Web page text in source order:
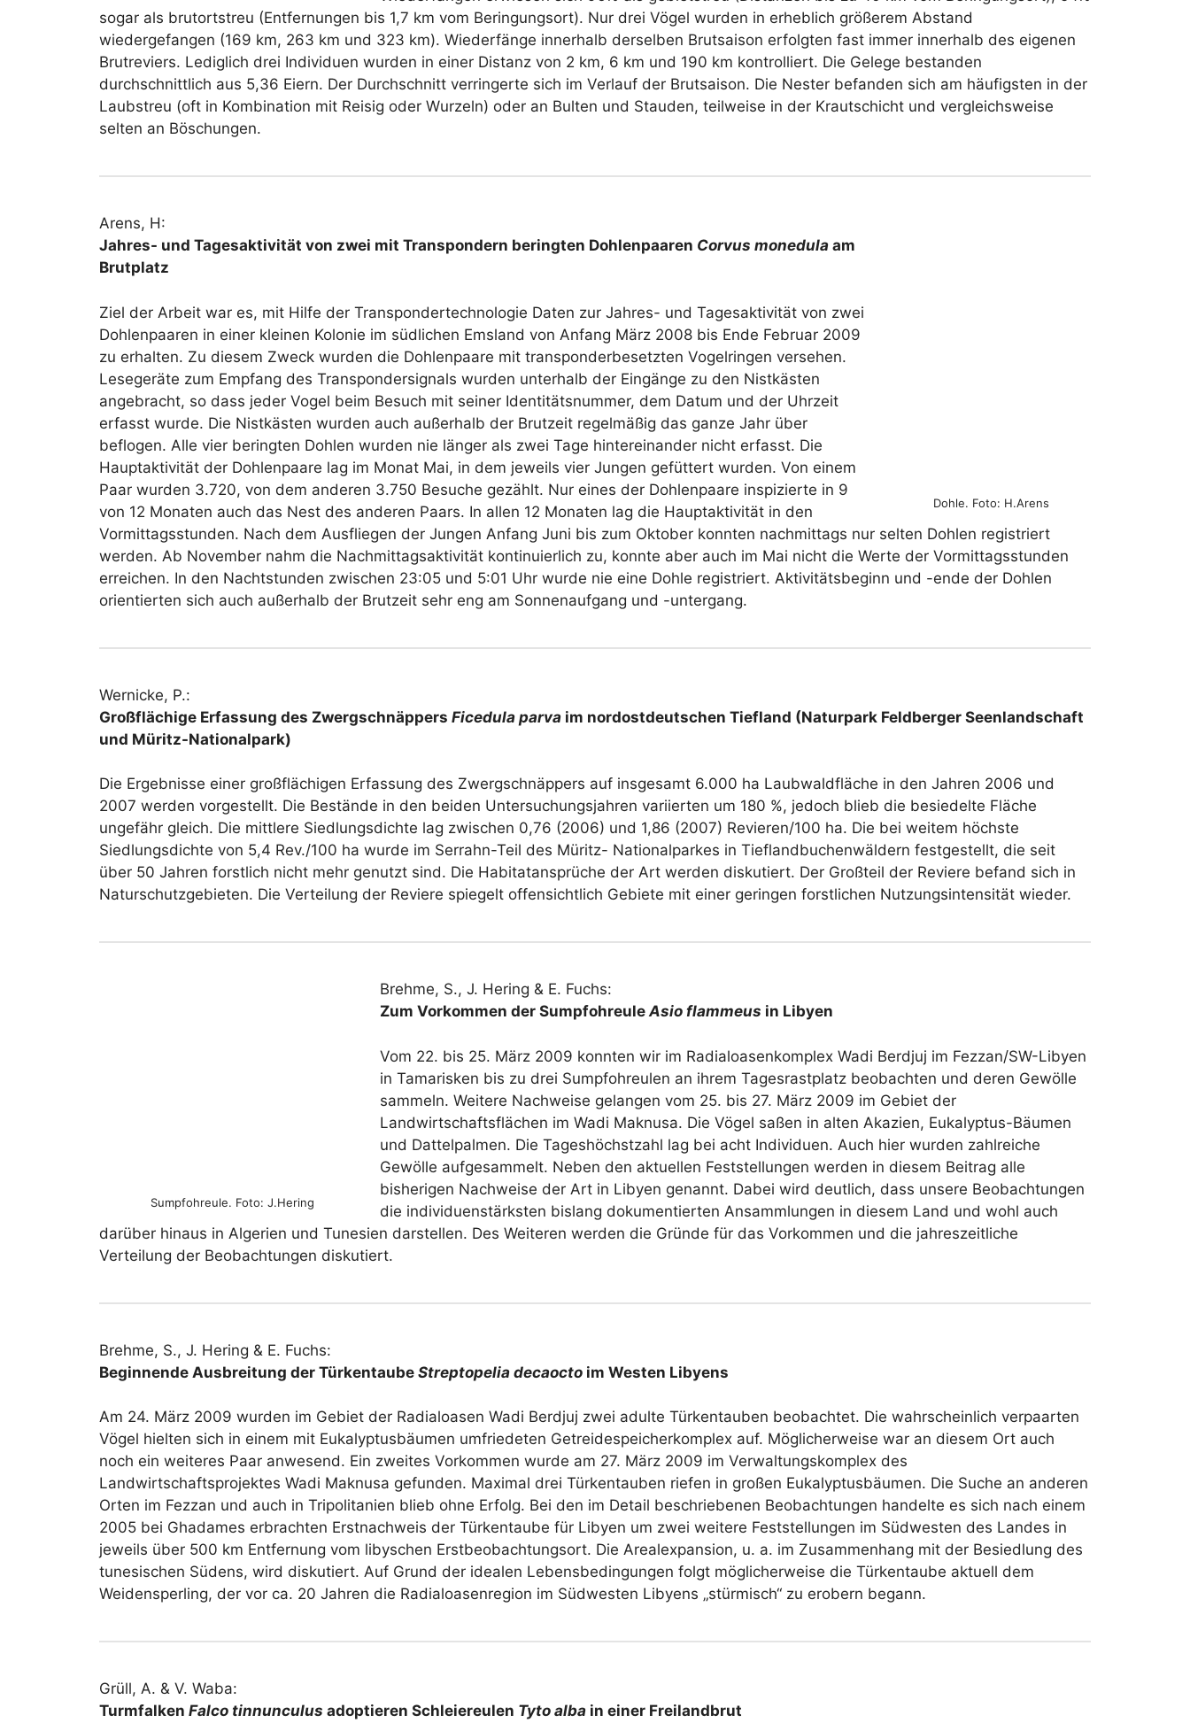
sogar als brutortstreu (Entfernungen bis 1,7 km vom Beringungsort). Nur drei Vögel wurden in erheblich größerem Abstand
wiedergefangen (169 km, 263 km und 323 km). Wiederfänge innerhalb derselben Brutsaison erfolgten fast immer innerhalb des eigenen
Brutreviers. Lediglich drei Individuen wurden in einer Distanz von 2 km, 6 km und 190 km kontrolliert. Die Gelege bestanden
durchschnittlich aus 5,36 Eiern. Der Durchschnitt verringerte sich im Verlauf der Brutsaison. Die Nester befanden sich am häufigsten in der
Laubstreu (oft in Kombination mit Reisig oder Wurzeln) oder an Bulten und Stauden, teilweise in der Krautschicht und vergleichsweise
selten an Böschungen.
Dohle. Foto: H.Arens
Arens, H:
Jahres- und Tagesaktivität von zwei mit Transpondern beringten Dohlenpaaren Corvus monedula am
Brutplatz
Ziel der Arbeit war es, mit Hilfe der Transpondertechnologie Daten zur Jahres- und Tagesaktivität von zwei
Dohlenpaaren in einer kleinen Kolonie im südlichen Emsland von Anfang März 2008 bis Ende Februar 2009
zu erhalten. Zu diesem Zweck wurden die Dohlenpaare mit transponderbesetzten Vogelringen versehen.
Lesegeräte zum Empfang des Transpondersignals wurden unterhalb der Eingänge zu den Nistkästen
angebracht, so dass jeder Vogel beim Besuch mit seiner Identitätsnummer, dem Datum und der Uhrzeit
erfasst wurde. Die Nistkästen wurden auch außerhalb der Brutzeit regelmäßig das ganze Jahr über
beflogen. Alle vier beringten Dohlen wurden nie länger als zwei Tage hintereinander nicht erfasst. Die
Hauptaktivität der Dohlenpaare lag im Monat Mai, in dem jeweils vier Jungen gefüttert wurden. Von einem
Paar wurden 3.720, von dem anderen 3.750 Besuche gezählt. Nur eines der Dohlenpaare inspizierte in 9
von 12 Monaten auch das Nest des anderen Paars. In allen 12 Monaten lag die Hauptaktivität in den
Vormittagsstunden. Nach dem Ausfliegen der Jungen Anfang Juni bis zum Oktober konnten nachmittags nur selten Dohlen registriert
werden. Ab November nahm die Nachmittagsaktivität kontinuierlich zu, konnte aber auch im Mai nicht die Werte der Vormittagsstunden
erreichen. In den Nachtstunden zwischen 23:05 und 5:01 Uhr wurde nie eine Dohle registriert. Aktivitätsbeginn und -ende der Dohlen
orientierten sich auch außerhalb der Brutzeit sehr eng am Sonnenaufgang und -untergang.
Wernicke, P.:
Großflächige Erfassung des Zwergschnäppers Ficedula parva im nordostdeutschen Tiefland (Naturpark Feldberger Seenlandschaft
und Müritz-Nationalpark)
Die Ergebnisse einer großflächigen Erfassung des Zwergschnäppers auf insgesamt 6.000 ha Laubwaldfläche in den Jahren 2006 und
2007 werden vorgestellt. Die Bestände in den beiden Untersuchungsjahren variierten um 180 %, jedoch blieb die besiedelte Fläche
ungefähr gleich. Die mittlere Siedlungsdichte lag zwischen 0,76 (2006) und 1,86 (2007) Revieren/100 ha. Die bei weitem höchste
Siedlungsdichte von 5,4 Rev./100 ha wurde im Serrahn-Teil des Müritz- Nationalparkes in Tieflandbuchenwäldern festgestellt, die seit
über 50 Jahren forstlich nicht mehr genutzt sind. Die Habitatansprüche der Art werden diskutiert. Der Großteil der Reviere befand sich in
Naturschutzgebieten. Die Verteilung der Reviere spiegelt offensichtlich Gebiete mit einer geringen forstlichen Nutzungsintensität wieder.
Sumpfohreule. Foto: J.Hering
Brehme, S., J. Hering & E. Fuchs:
Zum Vorkommen der SumpfohreuleAsio flammeus in Libyen
Vom 22. bis 25. März 2009 konnten wir im Radialoasenkomplex Wadi Berdjuj im Fezzan/SW-Libyen
in Tamarisken bis zu drei Sumpfohreulen an ihrem Tagesrastplatz beobachten und deren Gewölle
sammeln. Weitere Nachweise gelangen vom 25. bis 27. März 2009 im Gebiet der
Landwirtschaftsflächen im Wadi Maknusa. Die Vögel saßen in alten Akazien, Eukalyptus-Bäumen
und Dattelpalmen. Die Tageshöchstzahl lag bei acht Individuen. Auch hier wurden zahlreiche
Gewölle aufgesammelt. Neben den aktuellen Feststellungen werden in diesem Beitrag alle
bisherigen Nachweise der Art in Libyen genannt. Dabei wird deutlich, dass unsere Beobachtungen
die individuenstärksten bislang dokumentierten Ansammlungen in diesem Land und wohl auch
darüber hinaus in Algerien und Tunesien darstellen. Des Weiteren werden die Gründe für das Vorkommen und die jahreszeitliche
Verteilung der Beobachtungen diskutiert.
Brehme, S., J. Hering & E. Fuchs:
Beginnende Ausbreitung der Türkentaube Streptopelia decaocto im Westen Libyens
Am 24. März 2009 wurden im Gebiet der Radialoasen Wadi Berdjuj zwei adulte Türkentauben beobachtet. Die wahrscheinlich verpaarten
Vögel hielten sich in einem mit Eukalyptusbäumen umfriedeten Getreidespeicherkomplex auf. Möglicherweise war an diesem Ort auch
noch ein weiteres Paar anwesend. Ein zweites Vorkommen wurde am 27. März 2009 im Verwaltungskomplex des
Landwirtschaftsprojektes Wadi Maknusa gefunden. Maximal drei Türkentauben riefen in großen Eukalyptusbäumen. Die Suche an anderen
Orten im Fezzan und auch in Tripolitanien blieb ohne Erfolg. Bei den im Detail beschriebenen Beobachtungen handelte es sich nach einem
2005 bei Ghadames erbrachten Erstnachweis der Türkentaube für Libyen um zwei weitere Feststellungen im Südwesten des Landes in
jeweils über 500 km Entfernung vom libyschen Erstbeobachtungsort. Die Arealexpansion, u. a. im Zusammenhang mit der Besiedlung des
tunesischen Südens, wird diskutiert. Auf Grund der idealen Lebensbedingungen folgt möglicherweise die Türkentaube aktuell dem
Weidensperling, der vor ca. 20 Jahren die Radialoasenregion im Südwesten Libyens „stürmisch“ zu erobern begann.
Grüll, A. & V. Waba:
Turmfalken Falco tinnunculus adoptieren Schleiereulen Tyto alba in einer Freilandbrut